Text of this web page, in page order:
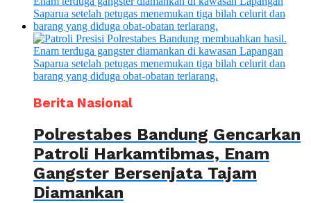
Berita Nasional
Polrestabes Bandung Gencarkan
Patroli Harkamtibmas, Enam
Gangster Bersenjata Tajam
Diamankan